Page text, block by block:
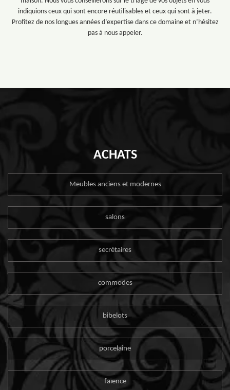
indiquions ceux qui sont encore réutilisables et ceux qui sont à jeter.
Profitez de nos longues années d’expertise dans ce domaine et n’hésitez
pas à nous appeler.
ACHATS
Meubles anciens et modernes
salons
secrétaires
commodes
bibelots
porcelaine
faïence